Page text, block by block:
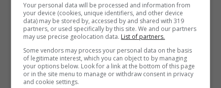
Benvenuto Sport 50% fino a 50€ + 150€
Su DaznBet ricevi: 50% fino a 50€ sul primo
versamento+ 5€ a settimana fino a 150€
200€
VERIFICA
Your personal data will be processed and information from
your device (cookies, unique identifiers, and other device
data) may be stored by, accessed by and shared with 319
partners, or used specifically by this site. We and our partners
may use precise geolocation data. List of partners.
Some vendors may process your personal data on the basis
of legitimate interest, which you can object to by managing
your options below. Look for a link at the bottom of this page
or in the site menu to manage or withdraw consent in privacy
and cookie settings.